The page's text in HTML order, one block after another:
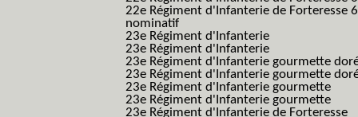
22e Régiment d'Infanterie de Forteresse
nominatif
23e Régiment d'Infanterie
23e Régiment d'Infanterie
23e Régiment d'Infanterie gourmette
23e Régiment d'Infanterie gourmette
23e Régiment d'Infanterie gourmette
23e Régiment d'Infanterie gourmette
23e Régiment d'Infanterie de Forteresse